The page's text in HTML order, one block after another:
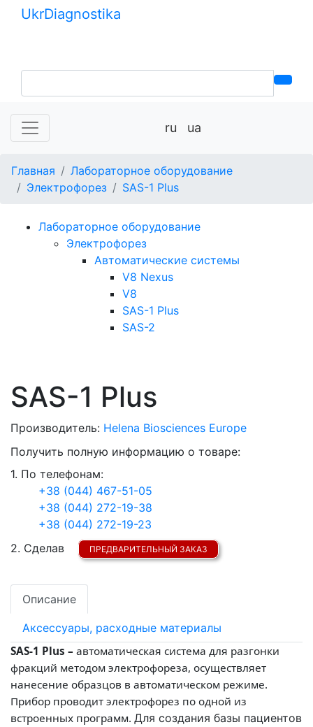
UkrDiagnostika
ru ua
Главная
Лабораторное оборудование
Электрофорез
SAS-1 Plus
Лабораторное оборудование
Электрофорез
Автоматические системы
V8 Nexus
V8
SAS-1 Plus
SAS-2
SAS-1 Plus
Производитель: Helena Biosciences Europe
Получить полную информацию о товаре:
1. По телефонам:
+38 (044) 467-51-05
+38 (044) 272-19-38
+38 (044) 272-19-23
2. Сделав
ПРЕДВАРИТЕЛЬНЫЙ ЗАКАЗ
Описание
Аксессуары, расходные материалы
SAS-1 Plus – автоматическая система для разгонки
фракций методом электрофореза, осуществляет
нанесение образцов в автоматическом режиме.
Прибор проводит электрофорез по одной из
встроенных программ. Для создания базы пациентов